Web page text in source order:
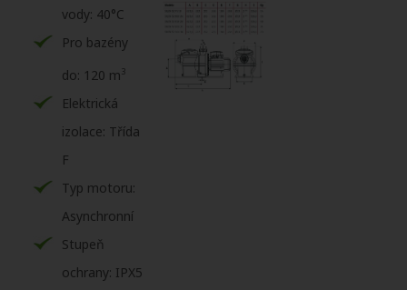
vody: 40°C
Pro bazény
do: 120 m3
Elektrická
izolace: Třída
F
Typ motoru:
Asynchronní
Stupeň
ochrany: IPX5